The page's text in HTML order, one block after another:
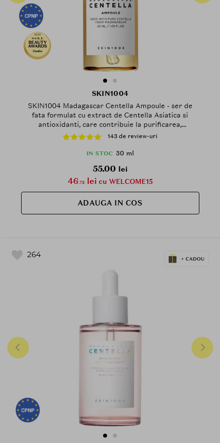
2025
Finalist
SKIN1004
SKIN1004 Madagascar Centella Ampoule - ser de
fata formulat cu extract de Centella Asiatica si
antioxidanti, care contribuie la purificarea,
regenerarea si calmarea pielii - 30 ml
143 de review-uri
IN STOC 30 ml
55.00 lei
46.75lei cu WELCOME15
ADAUGA IN COS
264